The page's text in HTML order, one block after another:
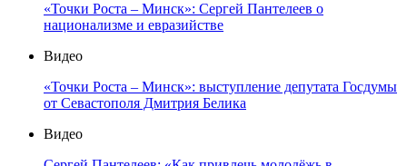
«Точки Роста – Минск»: Сергей Пантелеев о
национализме и евразийстве
Видео
«Точки Роста – Минск»: выступление депутата Госдумы
от Севастополя Дмитрия Белика
Видео